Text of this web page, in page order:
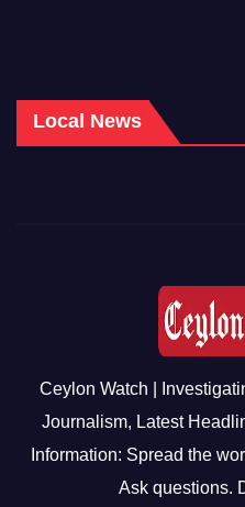
Local News
Ceylon Watch |
Journalism, Latest
Information: Spread the
Ask questions.